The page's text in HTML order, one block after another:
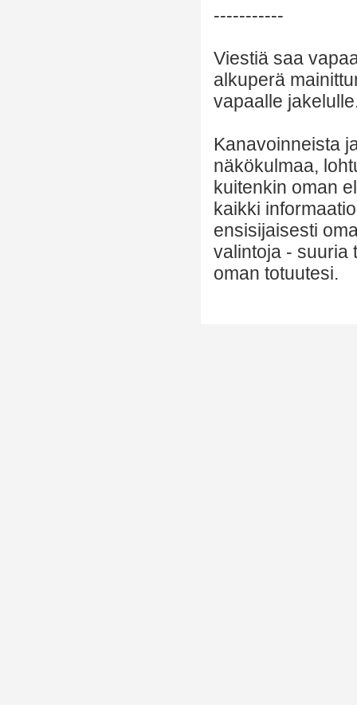
-----------
Viestiä saa
alkuperä
vapaalle
Kanavoinneista
näkökulmaa,
kuitenkin oman
kaikki
ensisijaisesti
valintoja - suuria
oman totuutesi.